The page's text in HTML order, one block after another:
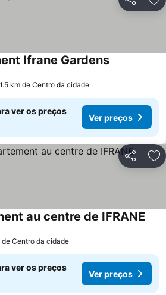
Partilhar
Ifrane GardensVer preços
km de Centro da cidade
ver os preços
Ver preços
Partilhar
au centre de IFRANE
de Centro da cidade
ver os preços
Ver preços